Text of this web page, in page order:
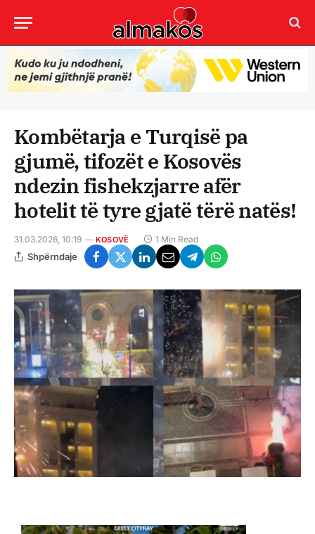
Kombëtarja e Turqisë pa
gjumë, tifozët e Kosovës
ndezin fishekzjarre afër
hotelit të tyre gjatë tërë natës!
31.03.2026, 10:19 KOSOVË 1 Min Read
Shpërndaje